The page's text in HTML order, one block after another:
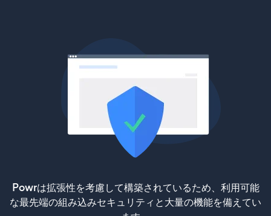
Powrは拡張性を考慮して構築されているため、利用可能
な最先端の組み込みセキュリティと大量の機能を備えてい